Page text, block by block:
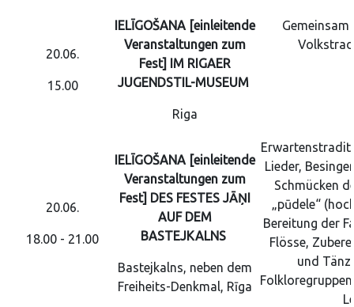
20.06.
15.00
IELĪGOŠANA [einleitende
Veranstaltungen zum
Fest] IM RIGAER
JUGENDSTIL-MUSEUM
Riga
20.06.
18.00 - 21.00
IELĪGOŠANA [einleitende
Veranstaltungen zum
Fest] DES FESTES JĀŅI
AUF DEM
BASTEJKALNS
Bastejkalns, neben dem
Freiheits-Denkmal, Rīga
Lieder,
Schmücken
„pūdele“
Bereitung der
Flösse,
und